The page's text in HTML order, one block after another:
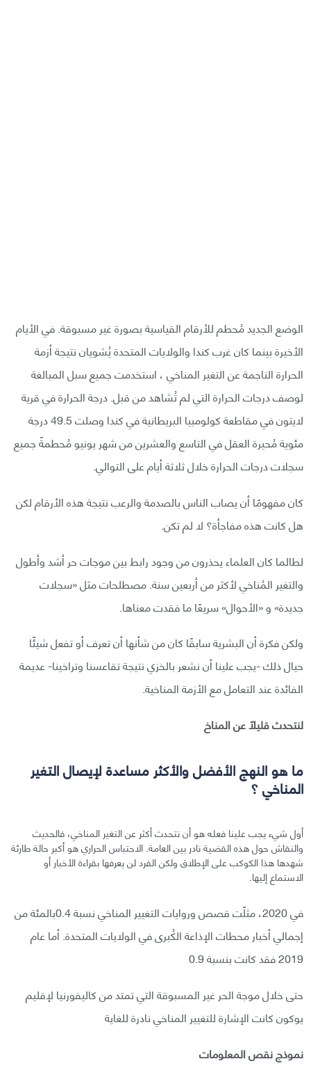
الوضع الجديد مُحطم للأرقام القياسية بصورة غير مسبوقة. في الأيام
الأخيرة بينما كان غرب كندا والولايات المتحدة يُشويان نتيجة أزمة
الحرارة الناجمة عن التغير المناخي ، استخدمت جميع سبل المبالغة
لوصف درجات الحرارة التي لم تُشاهد من قبل. درجة الحرارة في قرية
لايتون في مقاطعة كولومبيا البريطانية في كندا وصلت 49.5 درجة
مئوية مُحيرة العقل في التاسع والعشرين من شهر يونيو مُحطمةً جميع
سجلات درجات الحرارة خلال ثلاثة أيام على التوالي.
كان مفهومًا أن يصاب الناس بالصدمة والرعب نتيجة هذه الأرقام لكن
هل كانت هذه مفاجأة؟ لا لم تكن.
لطالما كان العلماء يحذرون من وجود رابط بين موجات حر أشد وأطول
والتغير المُناخي لأكثر من أربعين سنة. مصطلحات مثل «سجلات
جديدة» و «الأحوال» سريعًا ما فقدت معناها.
ولكن فكرة أن البشرية سابقًا كان من شأنها أن تعرف أو تفعل شيئًا
حيال ذلك -يجب علينا أن نشعر بالخزي نتيجة تقاعسنا وتراخينا- عديمة
الفائدة عند التعامل مع الأزمة المناخية.
لنتحدث قليلًا عن المناخ
ما هو النهج الأفضل والأكثر مساعدة لإيصال التغير
المناخي ؟
أول شيء يجب علينا فعله هو أن نتحدث أكثر عن التغير المناخي، فالحديث
والنقاش حول هذه القضية نادر بين العامة. الاحتباس الحراري هو أكبر حالة طارئة
شهدها هذا الكوكب على الإطلاق ولكن الفرد لن يعرفها بقراءة الأخبار أو
الاستماع إليها.
في 2020، مثلّت قصص وروايات التغيير المناخي نسبة 0.4بالمئة من
إجمالي أخبار محطات الإذاعة الكُبرى في الولايات المتحدة. أما عام
2019 فقد كانت بنسبة 0.9
حتى خلال موجة الحر غير المسبوقة التي تمتد من كاليفورنيا لإقليم
يوكون كانت الإشارة للتغيير المناخي نادرة للغاية
نموذج نقص المعلومات